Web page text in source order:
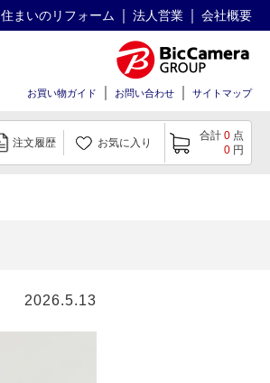
住まいのリフォーム 法人営業 会社概要
お買い物ガイド お問い合わせ サイトマップ
注文履歴 お気に入り
合計 0 点
0 円
2026.5.13